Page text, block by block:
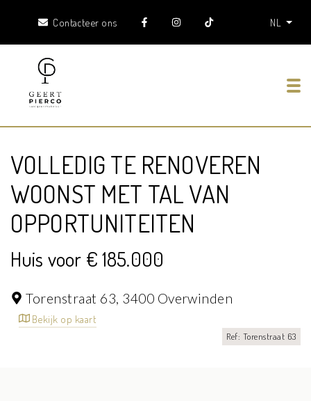
Contacteer ons NL
VOLLEDIG TE RENOVEREN
WOONST MET TAL VAN
OPPORTUNITEITEN
Huis voor € 185.000
Torenstraat 63, 3400 Overwinden
Bekijk op kaart
Ref: Torenstraat 63